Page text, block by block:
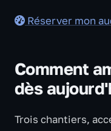
Réserver mon
Comment
dès
Trois chantiers,